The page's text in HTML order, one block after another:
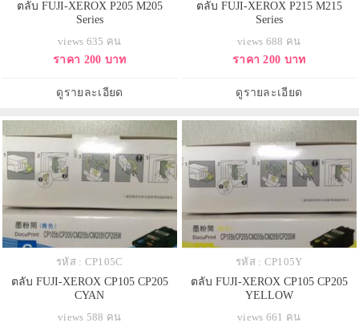
ตลับ FUJI-XEROX P205 M205
Series
views 635 คน
ราคา 200 บาท
ดูรายละเอียด
ตลับ FUJI-XEROX P215 M215
Series
views 688 คน
ราคา 200 บาท
ดูรายละเอียด
รหัส : CP105C
ตลับ FUJI-XEROX CP105 CP205
CYAN
views 588 คน
รหัส : CP105Y
ตลับ FUJI-XEROX CP105 CP205
YELLOW
views 661 คน